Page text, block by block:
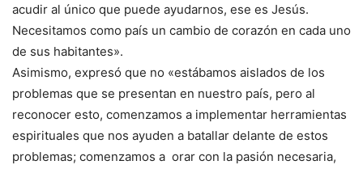
acudir al único que puede ayudarnos, ese es Jesús.
Necesitamos como país un cambio de corazón en cada uno
de sus habitantes».
Asimismo, expresó que no «estábamos aislados de los
problemas que se presentan en nuestro país, pero al
reconocer esto, comenzamos a implementar herramientas
espirituales que nos ayuden a batallar delante de estos
problemas; comenzamos a orar con la pasión necesaria,